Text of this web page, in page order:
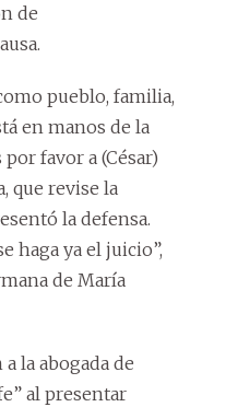
de
pueblo, familia,
en manos de la
favor a (César)
que revise la
la defensa.
haga ya el juicio”,
de María
la abogada de
al presentar